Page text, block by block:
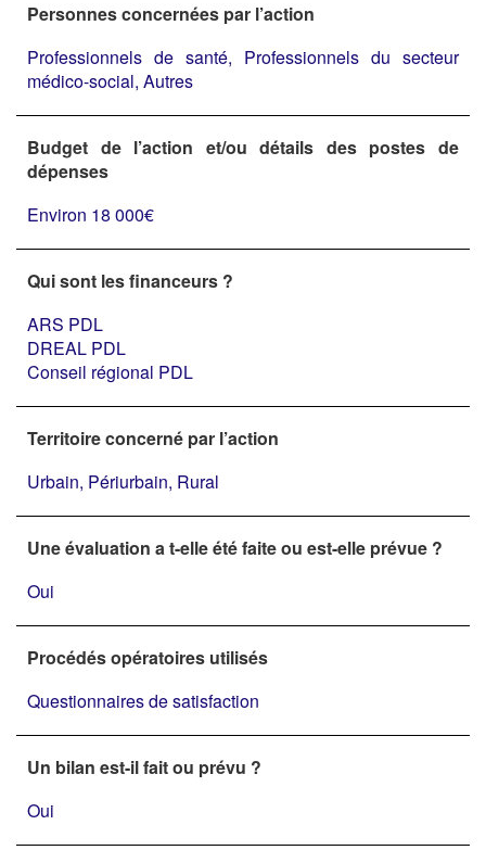
Personnes concernées par l’action
Professionnels de santé, Professionnels du secteur
médico-social, Autres
Budget de l’action et/ou détails des postes de
dépenses
Environ 18 000€
Qui sont les financeurs ?
ARS PDL
DREAL PDL
Conseil régional PDL
Territoire concerné par l’action
Urbain, Périurbain, Rural
Une évaluation a t-elle été faite ou est-elle prévue ?
Oui
Procédés opératoires utilisés
Questionnaires de satisfaction
Un bilan est-il fait ou prévu ?
Oui